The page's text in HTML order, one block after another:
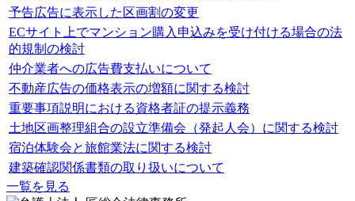
予告広告に表示した区画割の変更
ECサイト上でマンション購入申込みを受け付ける場合の法
的規制の検討
仲介業者への広告費支払いについて
不動産広告の価格表示の増額に関する検討
重要事項説明における資格者証の提示義務
土地区画整理組合の設立準備会（発起人会）に関する検討
宿泊体験会と旅館業法に関する検討
建築確認関係書類の取り扱いについて
一覧を見る